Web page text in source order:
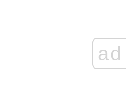
ad